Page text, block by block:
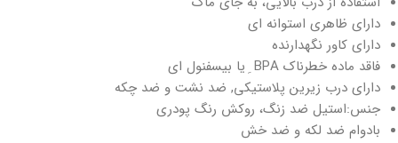
دارای ظاهری استوانه ای
دارای کاور نگهدارنده
فاقد ماده خطرناک BPA ِ یا بیسفنول ای
دارای درب زیرین پلاستیکی, ضد نشت و ضد چکه
جنس:استیل ضد زنگ، روکش رنگ پودری
بادوام ضد لکه و ضد خش